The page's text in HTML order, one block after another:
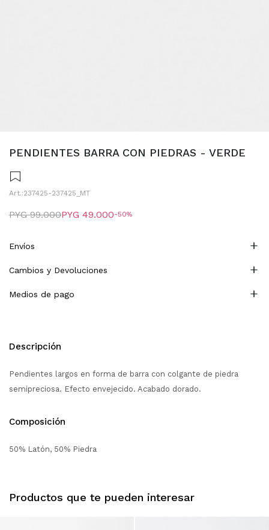
PENDIENTES BARRA CON PIEDRAS - VERDE
237425-237425_MT
PYG 49.000
PYG 99.000 50
Envíos
Cambios y Devoluciones
Medios de pago
Descripción
Pendientes largos en forma de barra con colgante de piedra
semipreciosa. Efecto envejecido. Acabado dorado.
Composición
50% Latón, 50% Piedra
Productos que te pueden interesar